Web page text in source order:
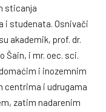
sticanja
i studenata. Osnivači
akademik, prof. dr.
Šain, i mr. oec. sci.
i inozemnim
centrima i udrugama
zatim nadarenim